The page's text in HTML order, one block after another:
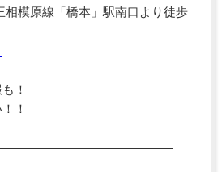
相模原線「橋本」駅南口より徒歩
！
！